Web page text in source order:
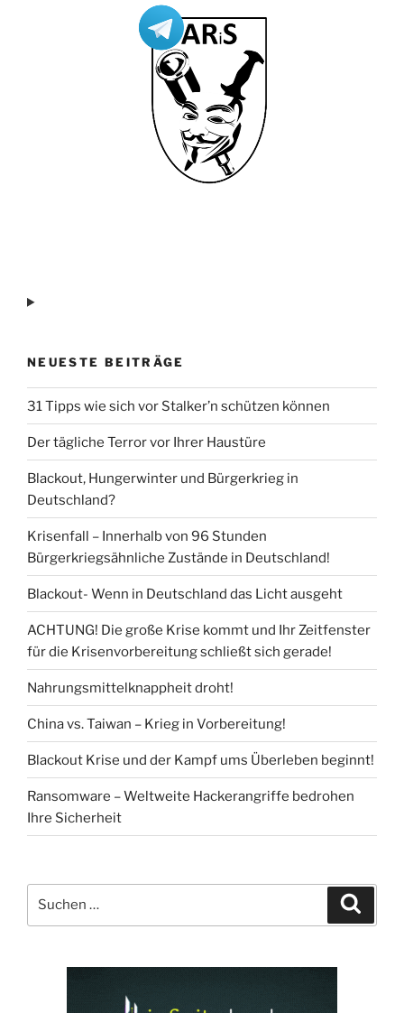
NEUESTE BEITRÄGE
31 Tipps wie sich vor Stalker’n schützen können
Der tägliche Terror vor Ihrer Haustüre
Blackout, Hungerwinter und Bürgerkrieg in
Deutschland?
Krisenfall – Innerhalb von 96 Stunden
Bürgerkriegsähnliche Zustände in Deutschland!
Blackout- Wenn in Deutschland das Licht ausgeht
ACHTUNG! Die große Krise kommt und Ihr Zeitfenster
für die Krisenvorbereitung schließt sich gerade!
Nahrungsmittelknappheit droht!
China vs. Taiwan – Krieg in Vorbereitung!
Blackout Krise und der Kampf ums Überleben beginnt!
Ransomware – Weltweite Hackerangriffe bedrohen
Ihre Sicherheit
nach: